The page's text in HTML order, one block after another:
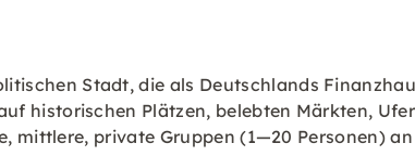
Stadt, die als Deutschlands
historischen Plätzen, belebten Märkten,
private Gruppen (1—20 Personen)